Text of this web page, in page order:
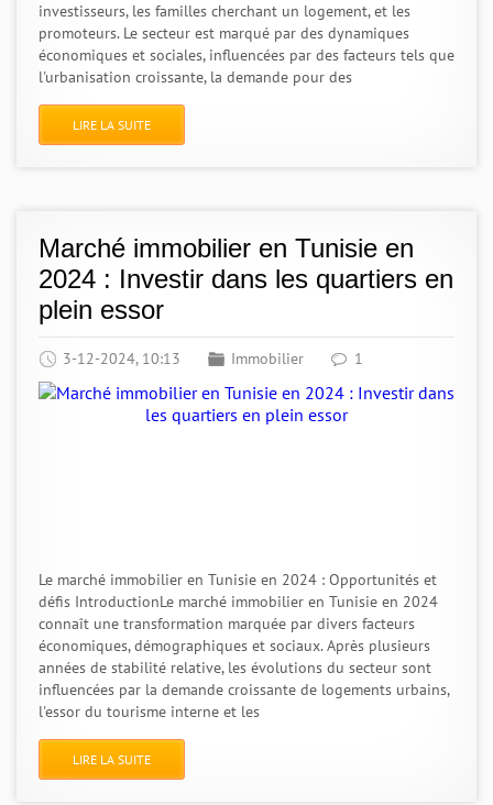
investisseurs, les familles cherchant un logement, et les
promoteurs. Le secteur est marqué par des dynamiques
économiques et sociales, influencées par des facteurs tels que
l'urbanisation croissante, la demande pour des
LIRE LA SUITE
Marché immobilier en Tunisie en
2024 : Investir dans les quartiers en
plein essor
3-12-2024, 10:13 Immobilier 1
Le marché immobilier en Tunisie en 2024 : Opportunités et
défis IntroductionLe marché immobilier en Tunisie en 2024
connaît une transformation marquée par divers facteurs
économiques, démographiques et sociaux. Après plusieurs
années de stabilité relative, les évolutions du secteur sont
influencées par la demande croissante de logements urbains,
l'essor du tourisme interne et les
LIRE LA SUITE